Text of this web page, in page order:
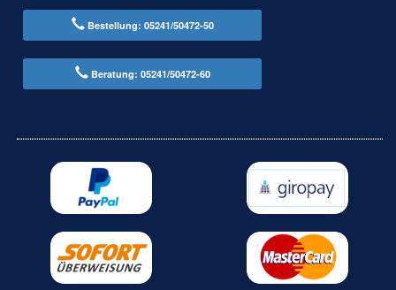
Bestellung: 05241/50472-50
Beratung: 05241/50472-60